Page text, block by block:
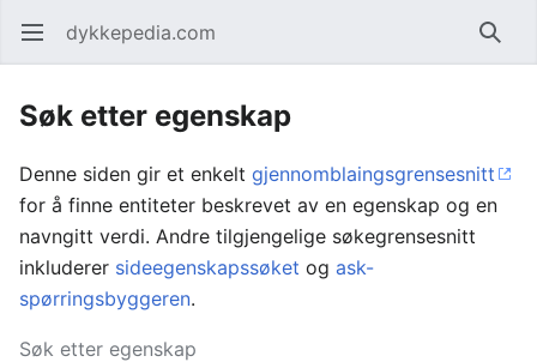
Åpne hovedmenyen dykkepedia.com Søk
Søk etter egenskap
Denne siden gir et enkelt gjennomblaingsgrensesnitt
for å finne entiteter beskrevet av en egenskap og en
navngitt verdi. Andre tilgjengelige søkegrensesnitt
inkluderer sideegenskapssøket og ask-
spørringsbyggeren.
Søk etter egenskap